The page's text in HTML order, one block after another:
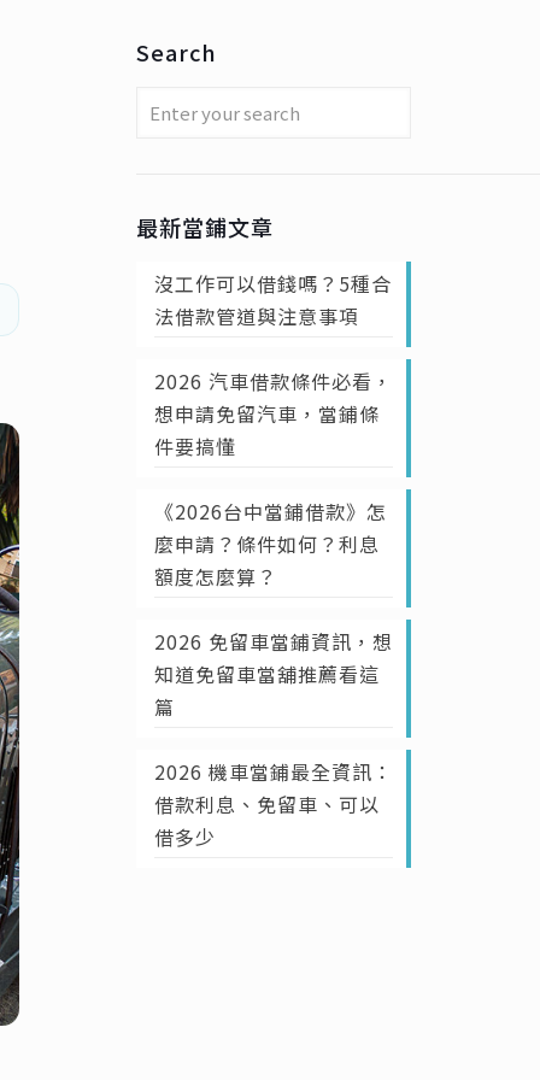
Search
最新當鋪文章
沒工作可以借錢嗎？5種合
法借款管道與注意事項
2026 汽車借款條件必看，
想申請免留汽車，當鋪條
件要搞懂
《2026台中當鋪借款》怎
麼申請？條件如何？利息
額度怎麼算？
2026 免留車當鋪資訊，想
知道免留車當舖推薦看這
篇
2026 機車當鋪最全資訊：
借款利息、免留車、可以
借多少